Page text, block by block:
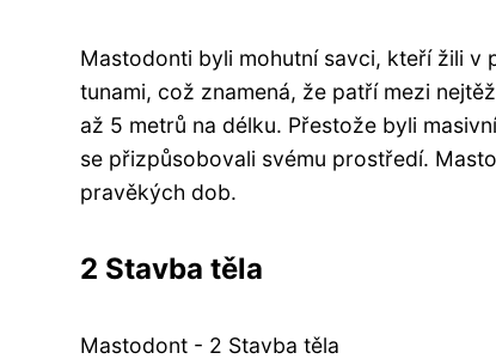
Mastodonti byli mohutní savci, kteří žili v
tunami, což znamená, že patří mezi
až 5 metrů na délku. Přestože byli
se přizpůsobovali svému prostředí.
pravěkých dob.
2 Stavba těla
Mastodont - 2 Stavba těla